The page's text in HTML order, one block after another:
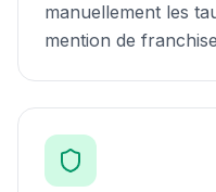
manuellement les
mention de